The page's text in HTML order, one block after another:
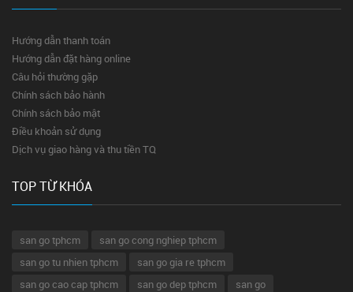
Hướng dẫn thanh toán
Hướng dẫn đặt hàng online
Câu hỏi thường gặp
Chính sách bảo hành
Chính sách bảo mật
Điều khoản sử dụng
Dịch vụ giao hàng và thu tiền TQ
TOP TỪ KHÓA
san go tphcm
san go cong nghiep tphcm
san go tu nhien tphcm
san go gia re tphcm
san go cao cap tphcm
san go dep tphcm san go